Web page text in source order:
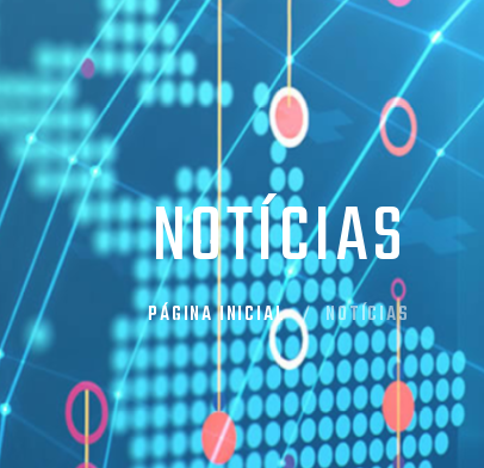
NOTÍCIAS
PÁGINA INICIAL NOTÍCIAS